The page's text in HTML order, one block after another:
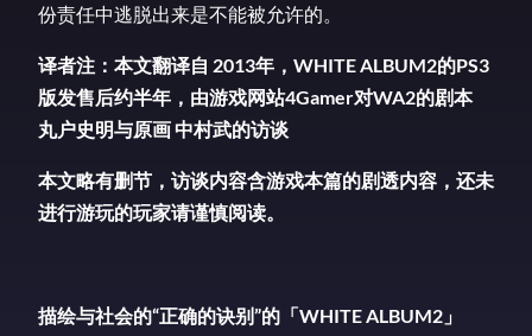
份责任中逃脱出来是不能被允许的。
译者注：本文翻译自 2013年，WHITE ALBUM2的PS3
版发售后约半年，由游戏网站4Gamer对WA2的剧本
丸户史明与原画 中村武的访谈
本文略有删节，访谈内容含游戏本篇的剧透内容，还未
进行游玩的玩家请谨慎阅读。
描绘与社会的“正确的诀别”的 「WHITE ALBUM2 」